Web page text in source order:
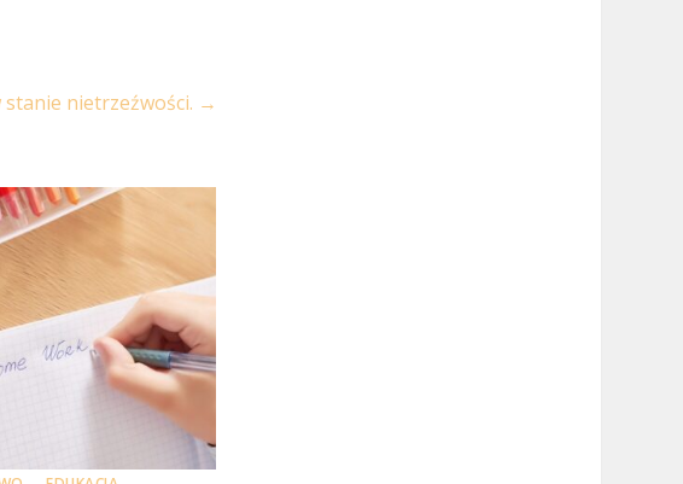
nietrzeźwości. →